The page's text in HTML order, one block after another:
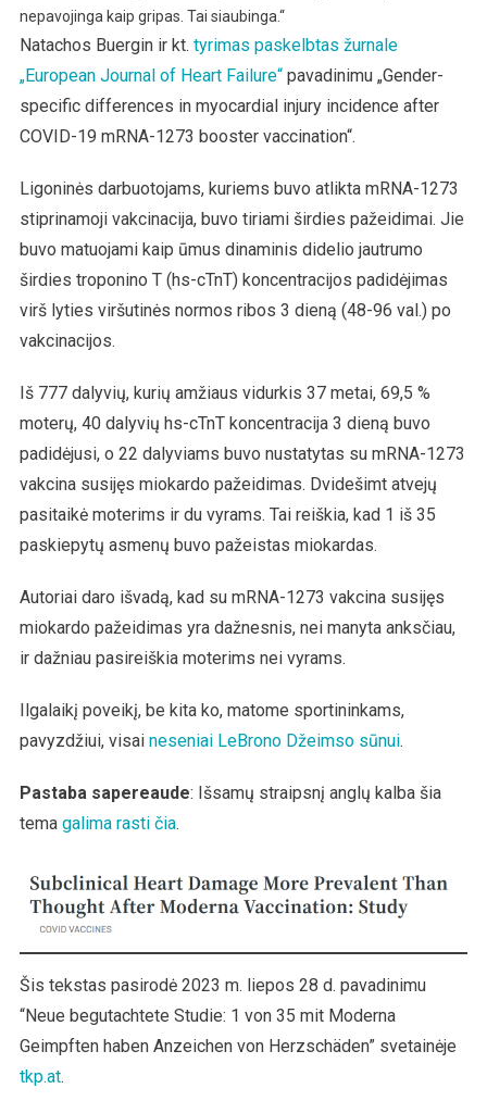
nepavojinga kaip gripas. Tai siaubinga.“
Natachos Buergin ir kt. tyrimas paskelbtas žurnale
„European Journal of Heart Failure“pavadinimu „Gender-
specific differences in myocardial injury incidence after
COVID-19 mRNA-1273 booster vaccination“.
Ligoninės darbuotojams, kuriems buvo atlikta mRNA-1273
stiprinamoji vakcinacija, buvo tiriami širdies pažeidimai. Jie
buvo matuojami kaip ūmus dinaminis didelio jautrumo
širdies troponino T (hs-cTnT) koncentracijos padidėjimas
virš lyties viršutinės normos ribos 3 dieną (48-96 val.) po
vakcinacijos.
Iš 777 dalyvių, kurių amžiaus vidurkis 37 metai, 69,5 %
moterų, 40 dalyvių hs-cTnT koncentracija 3 dieną buvo
padidėjusi, o 22 dalyviams buvo nustatytas su mRNA-1273
vakcina susijęs miokardo pažeidimas. Dvidešimt atvejų
pasitaikė moterims ir du vyrams. Tai reiškia, kad 1 iš 35
paskiepytų asmenų buvo pažeistas miokardas.
Autoriai daro išvadą, kad su mRNA-1273 vakcina susijęs
miokardo pažeidimas yra dažnesnis, nei manyta anksčiau,
ir dažniau pasireiškia moterims nei vyrams.
Ilgalaikį poveikį, be kita ko, matome sportininkams,
pavyzdžiui, visai neseniai LeBrono Džeimso sūnui.
Pastaba sapereaude: Išsamų straipsnį anglų kalba šia
tema galima rasti čia.
Šis tekstas pasirodė 2023 m. liepos 28 d. pavadinimu
“Neue begutachtete Studie: 1 von 35 mit Moderna
Geimpften haben Anzeichen von Herzschäden” svetainėje
tkp.at.